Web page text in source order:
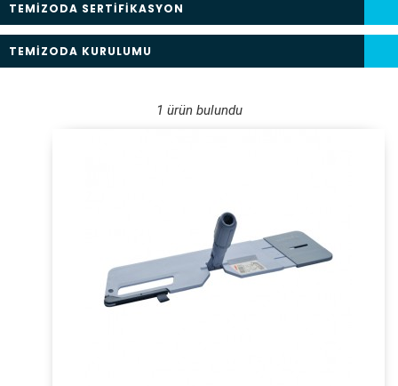
TEMİZODA SERTİFİKASYON
TEMİZODA KURULUMU
1 ürün bulundu